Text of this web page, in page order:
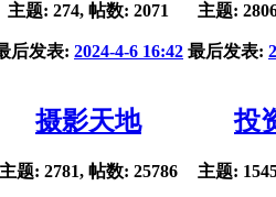
主题: 274, 帖数: 2071
后发表: 2024-4-6 16:42
主题:
最后发表:
摄影天地
主题: 2781, 帖数: 25786
投
主题: